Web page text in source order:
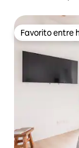
Favorito entre
Favorito entre